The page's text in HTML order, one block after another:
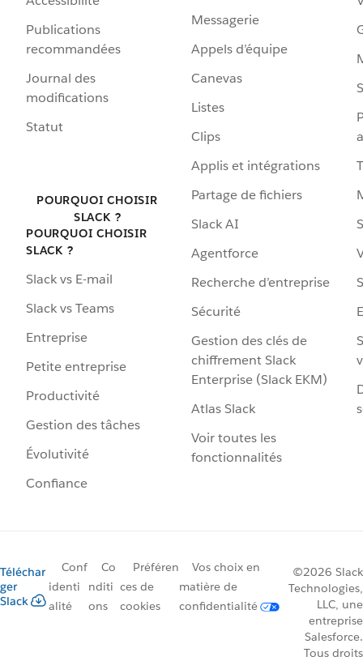
Publications
recommandées
Journal des
modifications
Statut
POURQUOI CHOISIR
SLACK ?
POURQUOI CHOISIR
SLACK ?
Slack vs E-mail
Slack vs Teams
Entreprise
Petite entreprise
Productivité
Gestion des tâches
Évolutivité
Confiance
Messagerie
Appels d’équipe
Canevas
Listes
Clips
Applis et intégrations
Partage de fichiers
Slack AI
Agentforce
Recherche d’entreprise
Sécurité
Gestion des clés de
chiffrement Slack
Enterprise (Slack EKM)
Atlas Slack
Voir toutes les
fonctionnalités
Téléchar
ger
Slack
Conf
identi
alité
Co
nditi
ons
Préféren
ces de
cookies
Vos choix en
matière de
confidentialité
©2026 Slack
Technologies,
LLC, une
entreprise
Salesforce.
Tous droits